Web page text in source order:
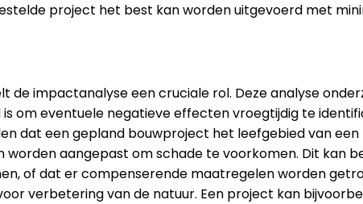
project het best kan worden uitgevoerd met
de impactanalyse een cruciale rol. Deze analyse
om eventuele negatieve effecten vroegtijdig te
dat een gepland bouwproject het leefgebied van
aangepast om schade te voorkomen. Dit
of dat er compenserende maatregelen worden
verbetering van de natuur. Een project kan